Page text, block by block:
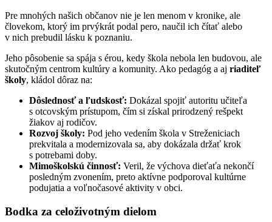
Pre mnohých našich občanov nie je len menom v kronike, ale
človekom, ktorý im prvýkrát podal pero, naučil ich čítať alebo
v nich prebudil lásku k poznaniu.
Jeho pôsobenie sa spája s érou, kedy škola nebola len budovou, ale
skutočným centrom kultúry a komunity. Ako pedagóg a aj riaditeľ
školy, kládol dôraz na:
Dôslednosť a ľudskosť: Dokázal spojiť autoritu učiteľa
s otcovským prístupom, čím si získal prirodzený rešpekt
žiakov aj rodičov.
Rozvoj školy: Pod jeho vedením škola v Streženiciach
prekvitala a modernizovala sa, aby dokázala držať krok
s potrebami doby.
Mimoškolskú činnosť: Veril, že výchova dieťaťa nekončí
posledným zvonením, preto aktívne podporoval kultúrne
podujatia a voľnočasové aktivity v obci.
Bodka za celoživotným dielom